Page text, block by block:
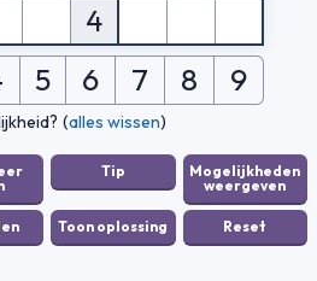
4
5 6 7 8 9
(alles wissen)